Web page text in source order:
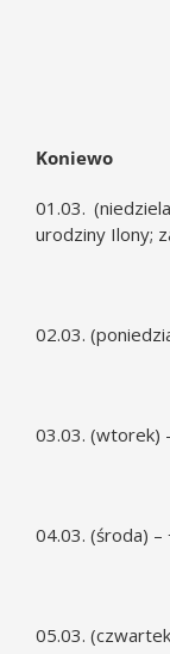
Koniewo
01.03.
urodziny Ilony;
02.03.
03.03. (wtorek)
04.03. (środa) –
05.03.